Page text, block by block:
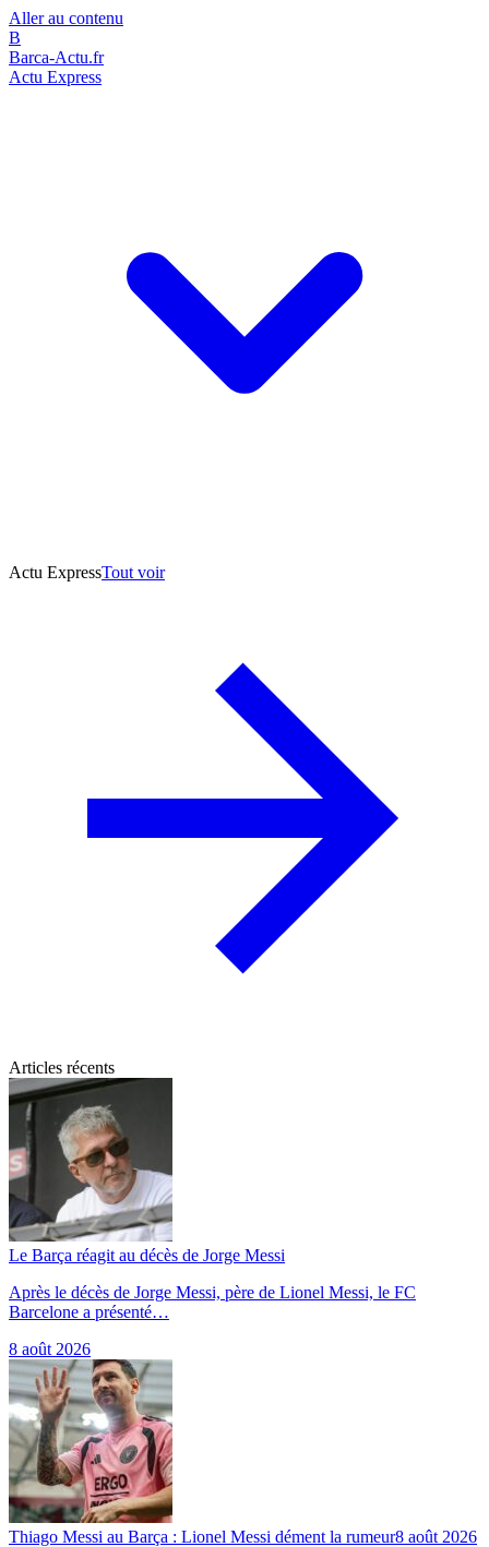
Aller au contenu
B
Barca-Actu.fr
Actu Express
Actu ExpressTout voir
Articles récents
Le Barça réagit au décès de Jorge Messi
Après le décès de Jorge Messi, père de Lionel Messi, le FC
Barcelone a présenté…
8 août 2026
Thiago Messi au Barça : Lionel Messi dément la rumeur8 août 2026